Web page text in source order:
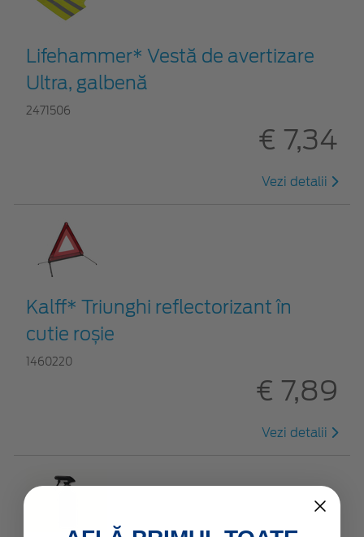
Lifehammer* Vestă de avertizare
Ultra, galbenă
2471506
€ 7,34
Vezi detalii
Kalff* Triunghi reflectorizant în
cutie roșie
1460220
€ 7,89
Vezi detalii